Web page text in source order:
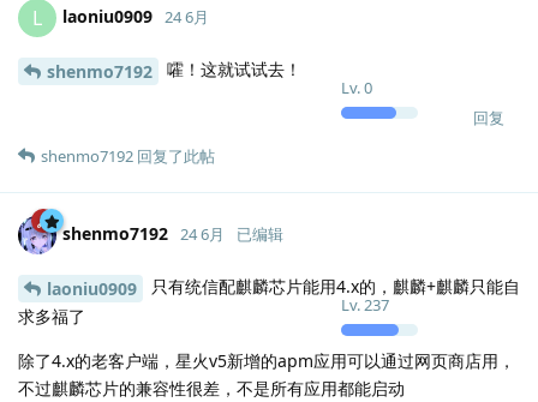
L laoniu0909
Lv.0
24 6月
shenmo7192 嚯！这就试试去！
回复
shenmo7192 回复了此帖
shenmo7192
Lv.237
24 6月 已编辑
laoniu0909
只有统信配麒麟芯片能用4.x的，麒麟+麒麟只能自
求多福了
除了4.x的老客户端，星火v5新增的apm应用可以通过网页商店用，
不过麒麟芯片的兼容性很差，不是所有应用都能启动